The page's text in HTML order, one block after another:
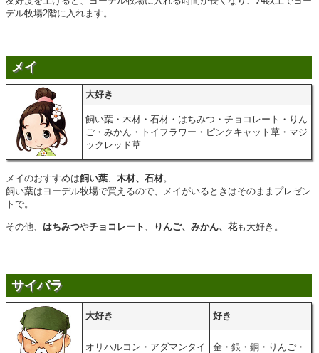
デル牧場2階に入れます。
メイ
大好き
飼い葉・木材・石材・はちみつ・チョコレート・りん
ご・みかん・トイフラワー・ピンクキャット草・マジ
ックレッド草
メイのおすすめは飼い葉、 木材、石材。
飼い葉はヨーデル牧場で買えるので、メイがいるときはそのままプレゼン
トで。
その他、 はちみつやチョコレート 、 りんご、みかん、花も大好き。
サイバラ
大好き 好き
オリハルコン・アダマンタイ
金・銀・銅・りんご・